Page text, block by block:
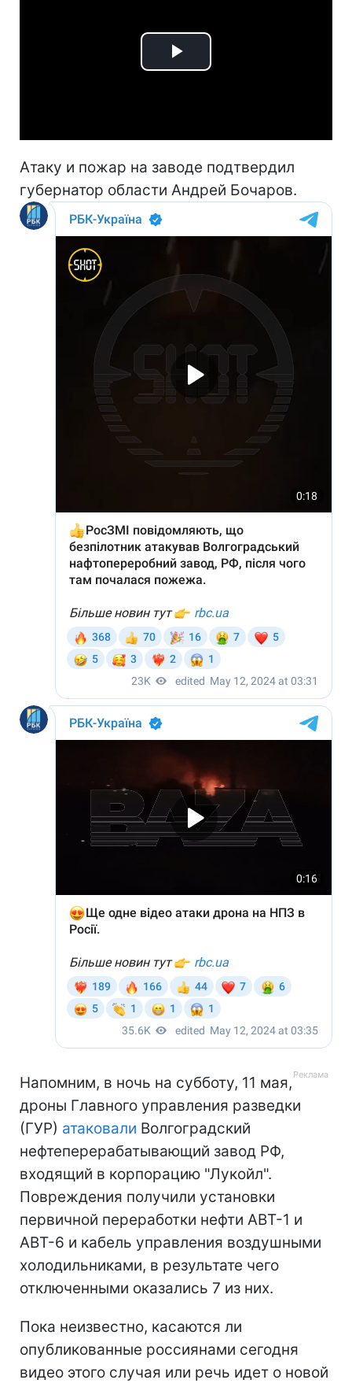
Play
Атаку и пожар на заводе подтвердил
губернатор области Андрей Бочаров.
Напомним, в ночь на субботу, 11 мая,
дроны Главного управления разведки
(ГУР) атаковали Волгоградский
нефтеперерабатывающий завод РФ,
входящий в корпорацию "Лукойл".
Повреждения получили установки
первичной переработки нефти АВТ-1 и
АВТ-6 и кабель управления воздушными
холодильниками, в результате чего
отключенными оказались 7 из них.
Пока неизвестно, касаются ли
опубликованные россиянами сегодня
видео этого случая или речь идет о новой